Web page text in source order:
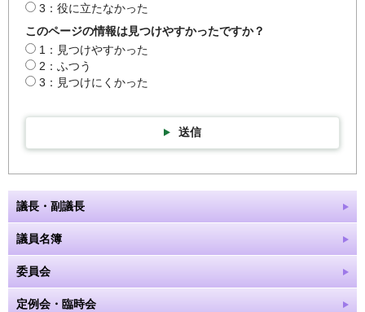
3：役に立たなかった
このページの情報は見つけやすかったですか？
1：見つけやすかった
2：ふつう
3：見つけにくかった
送信
議長・副議長
議員名簿
委員会
定例会・臨時会